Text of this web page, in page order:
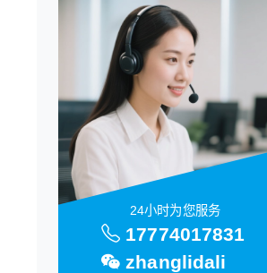
24小时为您服务
17774017831
zhanglidali